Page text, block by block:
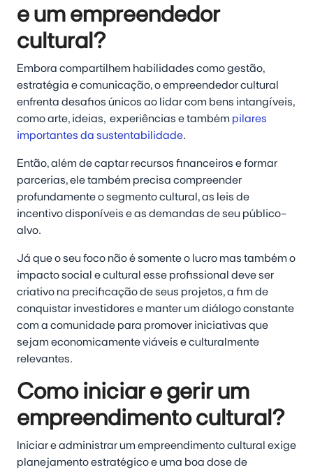
e um empreendedor
cultural?
Embora compartilhem habilidades como gestão,
estratégia e comunicação, o empreendedor cultural
enfrenta desafios únicos ao lidar com bens intangíveis,
como arte, ideias, experiências e também pilares
importantes da sustentabilidade.
Então, além de captar recursos financeiros e formar
parcerias, ele também precisa compreender
profundamente o segmento cultural, as leis de
incentivo disponíveis e as demandas de seu público-
alvo.
Já que o seu foco não é somente o lucro mas também o
impacto social e cultural esse profissional deve ser
criativo na precificação de seus projetos, a fim de
conquistar investidores e manter um diálogo constante
com a comunidade para promover iniciativas que
sejam economicamente viáveis e culturalmente
relevantes.
Como iniciar e gerir um
empreendimento cultural?
Iniciar e administrar um empreendimento cultural exige
planejamento estratégico e uma boa dose de